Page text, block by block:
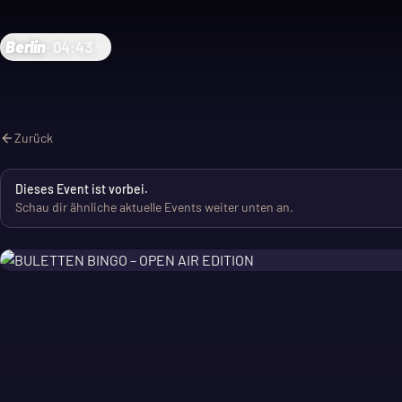
Berlin 04:43
Zurück
Dieses Event ist vorbei.
Schau dir ähnliche aktuelle Events weiter unten an.